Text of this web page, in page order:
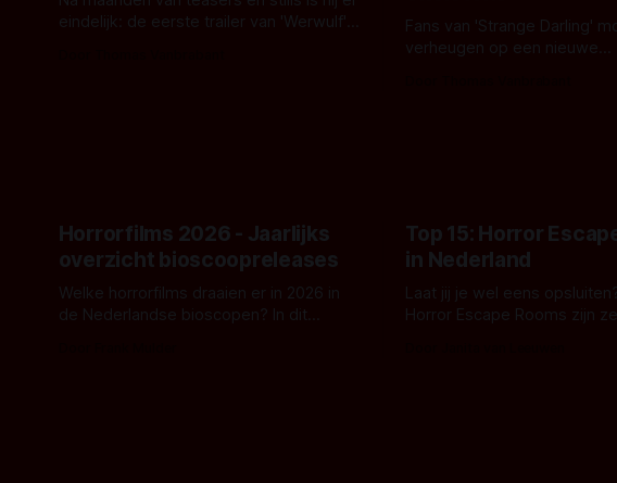
eindelijk: de eerste trailer van 'Werwulf'.
Fans van 'Strange Darling'
verheugen op een nieuwe
Horrorfilms 2026 - Jaarlijks
overzicht bioscoopreleases
Welke horrorfilms draaien er in 2026 in
de Nederlandse bioscopen? In dit
Top 15: Horror
in Nederland
Laat jij je wel eens
Horror Escape Rooms zijn